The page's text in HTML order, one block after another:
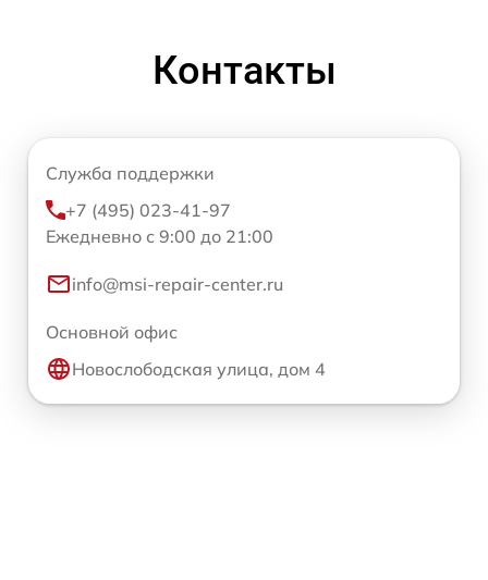
Контакты
Служба поддержки
+7 (495) 023-41-97
Ежедневно с 9:00 до 21:00
info@msi-repair-center.ru
Основной офис
Новослободская улица, дом 4